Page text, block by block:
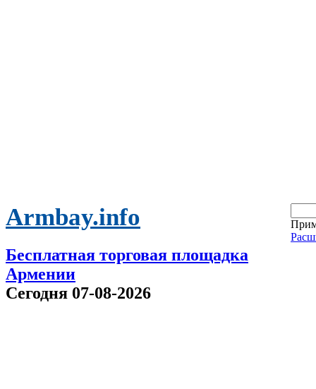
Armbay.info
Бесплатная торговая площадка
Армении
Сегодня 07-08-2026